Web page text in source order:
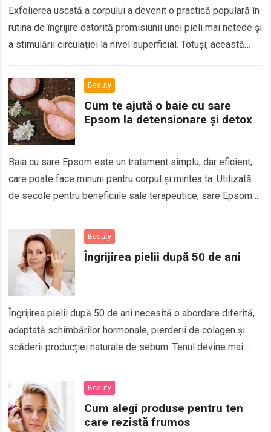
Exfolierea uscată a corpului a devenit o practică populară în
rutina de îngrijire datorită promisiunii unei pieli mai netede și
a stimulării circulației la nivel superficial. Totuși, această
Beauty
Cum te ajută o baie cu sare
Epsom la detensionare și detox
Baia cu sare Epsom este un tratament simplu, dar eficient,
care poate face minuni pentru corpul și mintea ta. Utilizată
de secole pentru beneficiile sale terapeutice, sare Epsom
Beauty
Îngrijirea pielii după 50 de ani
Îngrijirea pielii după 50 de ani necesită o abordare diferită,
adaptată schimbărilor hormonale, pierderii de colagen și
scăderii producției naturale de sebum. Tenul devine mai
Beauty
Cum alegi produse pentru ten
care rezistă frumos